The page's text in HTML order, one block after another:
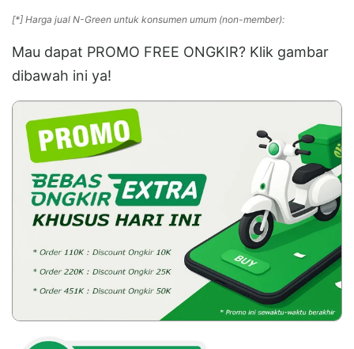
[*] Harga jual N-Green untuk konsumen umum (non-member):
Mau dapat PROMO FREE ONGKIR? Klik gambar
dibawah ini ya!